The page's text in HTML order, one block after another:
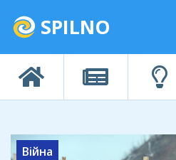
SPILNO
Війна